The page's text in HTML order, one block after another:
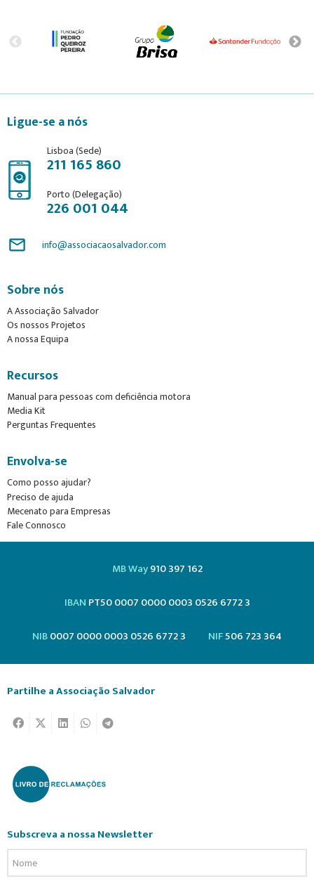
Ligue-se a nós
Lisboa (Sede)
211 165 860
Porto (Delegação)
226 001 044
mail_outline info@associacaosalvador.com
Sobre nós
A Associação Salvador
Os nossos Projetos
A nossa Equipa
Recursos
Manual para pessoas com deficiência motora
Media Kit
Perguntas Frequentes
Envolva-se
Como posso ajudar?
Preciso de ajuda
Mecenato para Empresas
Fale Connosco
MB Way910 397 162
IBAN PT50 0007 0000 0003 0526 6772 3
NIB0007 0000 0003 0526 6772 3 NIF506 723 364
Partilhe a Associação Salvador
Subscreva a nossa Newsletter